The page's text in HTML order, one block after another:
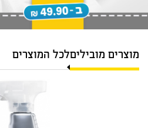
מוצרים מוביליםלכל המוצרים
סוג: